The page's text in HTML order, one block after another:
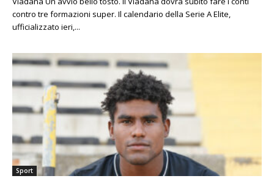
contro tre formazioni super. Il calendario della Serie A Elite,
ufficializzato ieri,...
Sport